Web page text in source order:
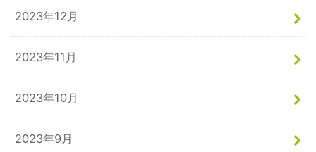
2023年12月
2023年11月
2023年10月
2023年9月